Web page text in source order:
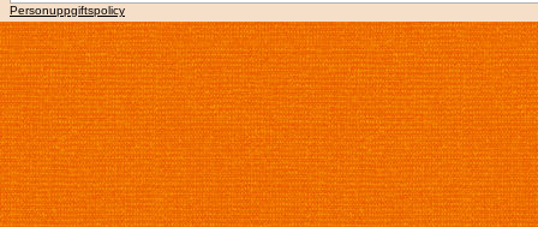
Personuppgiftspolicy